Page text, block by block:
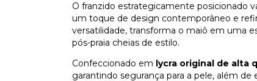
O franzido estrategicamente posicionado
um toque de design contemporâneo e
versatilidade, transforma o maiô em uma
pós-praia cheias de estilo.
Confeccionado em lycra original de alta
garantindo segurança para a pele, além